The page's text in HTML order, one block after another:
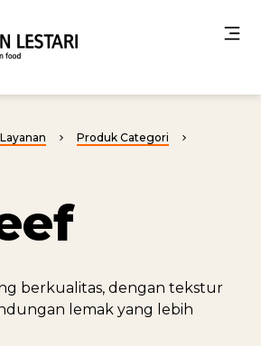
Produk Categori
berkualitas, dengan tekstur
lemak yang lebih